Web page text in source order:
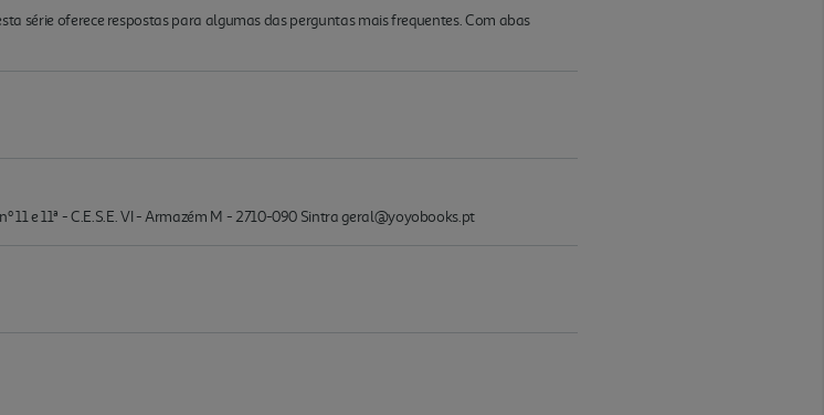
série oferece respostas para algumas das perguntas mais frequentes. Com abas
11 e 11ª - C.E.S.E. VI - Armazém M - 2710-090 Sintra geral@yoyobooks.pt